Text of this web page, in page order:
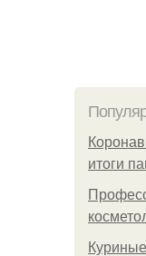
итоги